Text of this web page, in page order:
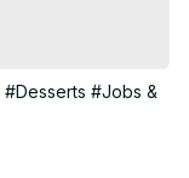
#Desserts #Jobs &